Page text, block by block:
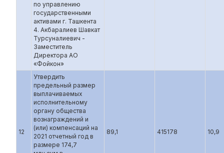
по управлению
государственными
активами г. Ташкента
4. Акбаралиев Шавкат
Турсуналиевич -
Заместитель
Директора АО
«Фойкон»
12
Утвердить
предельный размер
выплачиваемых
исполнительному
органу общества
вознаграждений и
(или) компенсаций на
2021 отчетный год в
размере 174,7
89,1 415178 10,9